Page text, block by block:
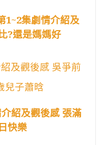
1~2集劇情介紹及
?還是媽媽好
及觀後感 吳爭前
兒子蕭晗
紹及觀後感 張滿
快樂